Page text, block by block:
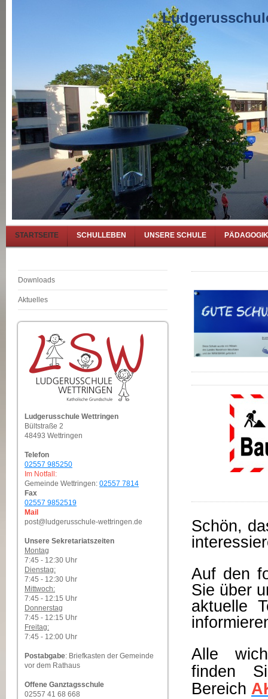
STARTSEITE SCHULLEBEN UNSERE SCHULE PÄDAGOGIK
Downloads
Aktuelles
Ludgerusschule Wettringen
Bültstraße 2
48493 Wettringen
Telefon
02557 985250
Im Notfall:
Gemeinde Wettringen: 02557 7814
Fax
02557 9852519
Mail
post@ludgerusschule-wettringen.de
Unsere Sekretariatszeiten
Montag
7:45 - 12:30 Uhr
Dienstag:
7:45 - 12:30 Uhr
Mittwoch:
7:45 - 12:15 Uhr
Donnerstag
7:45 - 12:15 Uhr
Freitag:
7:45 - 12:00 Uhr
Postabgabe: Briefkasten der Gemeinde
vor dem Rathaus
Offene Ganztagsschule
02557 41 68 668
Schön,
Auf den
Sie über
aktuelle
Alle
finden
Bereich